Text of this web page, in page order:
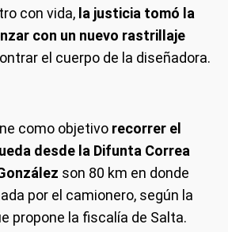
con vida, la justicia tomó la
con un nuevo rastrillaje
el cuerpo de la diseñadora.
como objetivo recorrer el
desde la Difunta Correa
son 80 km en donde
por el camionero, según la
propone la fiscalía de Salta.